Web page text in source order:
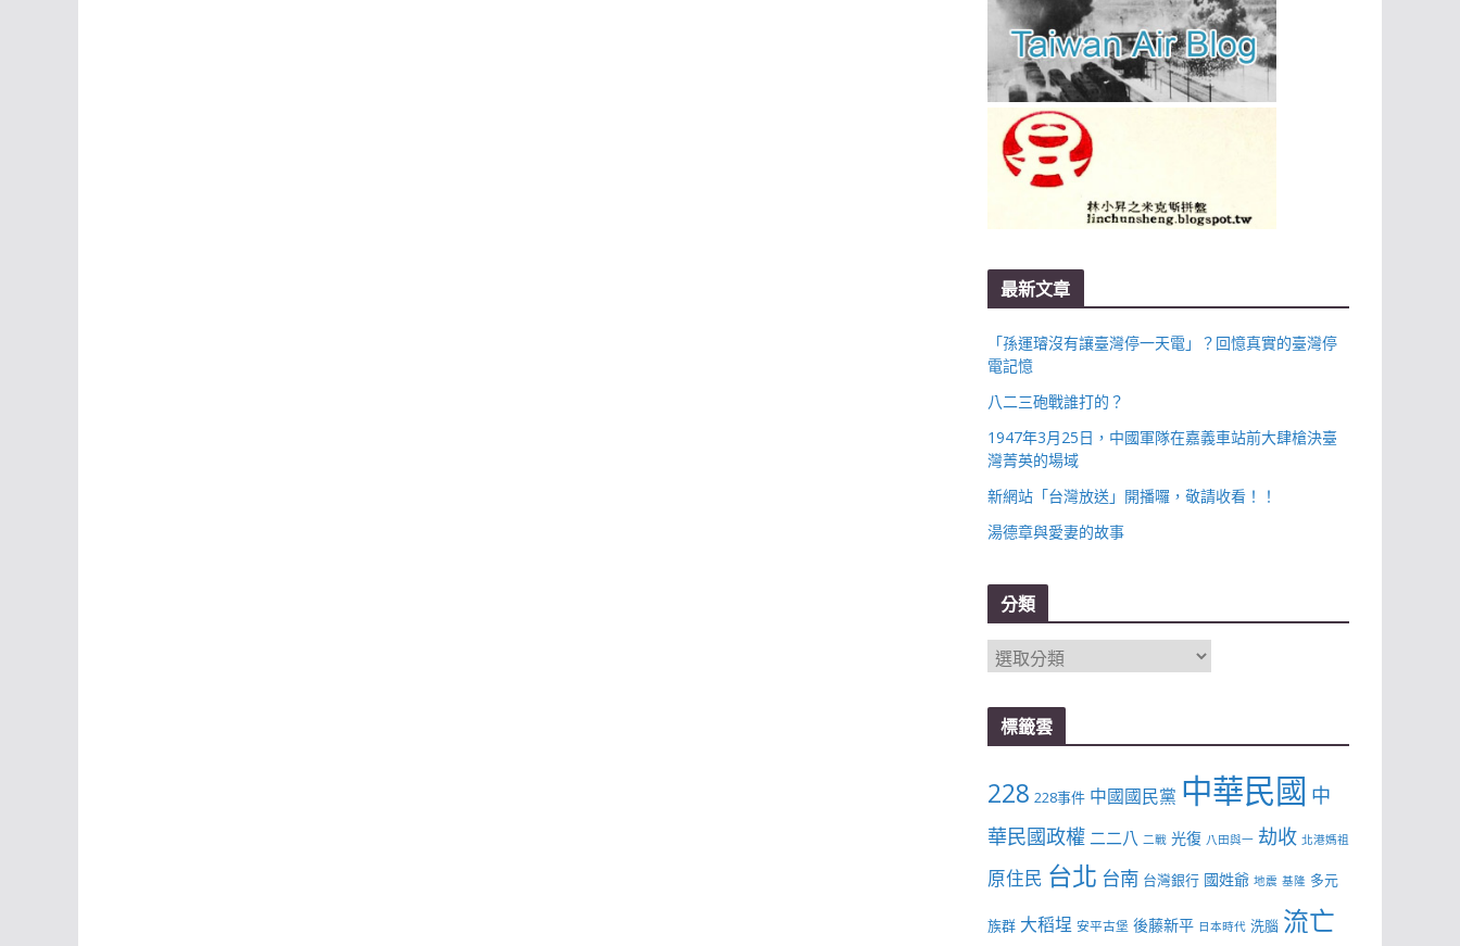
最新文章
「孫運璿沒有讓臺灣停一天電」？回憶真實的臺灣停
電記憶
八二三砲戰誰打的？
1947年3月25日，中國軍隊在嘉義車站前大肆槍決臺
灣菁英的場域
新網站「台灣放送」開播囉，敬請收看！！
湯德章與愛妻的故事
分類
分
類
標籤雲
228 228事件 中國國民黨 中華民國 中
華民國政權 二二八 二戰 光復 八田與一 劫收 北港媽祖
原住民 台北 台南 台灣銀行 國姓爺 地震 基隆 多元
族群 大稻埕 安平古堡 後藤新平 日本時代 洗腦 流亡